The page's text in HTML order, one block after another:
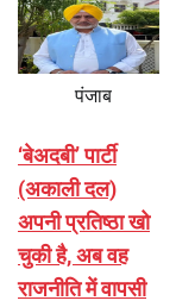
पंजाब
‘बेअदबी’ पार्टी
(अकाली दल)
अपनी प्रतिष्ठा खो
चुकी है, अब वह
राजनीति में वापसी